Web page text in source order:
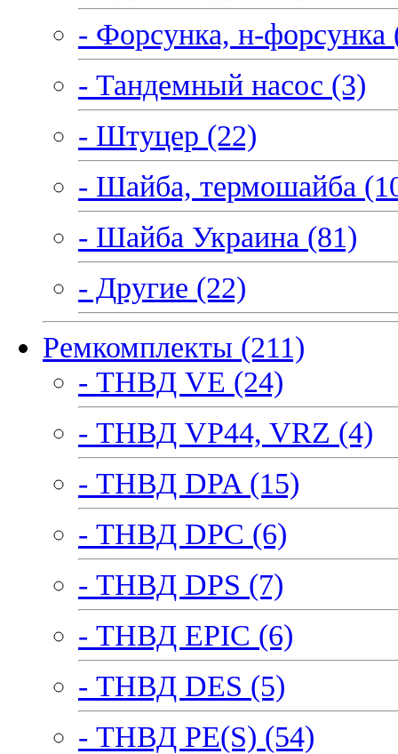
- Форсунка, н-форсунка
- Тандемный насос (3)
- Штуцер (22)
- Шайба, термошайба
- Шайба Украина (81)
- Другие (22)
Ремкомплекты (211)
- ТНВД VE (24)
- ТНВД VP44, VRZ (4)
- ТНВД DPA (15)
- ТНВД DPC (6)
- ТНВД DPS (7)
- ТНВД EPIC (6)
- ТНВД DES (5)
- ТНВД PE(S) (54)